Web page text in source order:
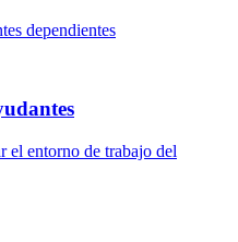
dependientes
el entorno de trabajo del